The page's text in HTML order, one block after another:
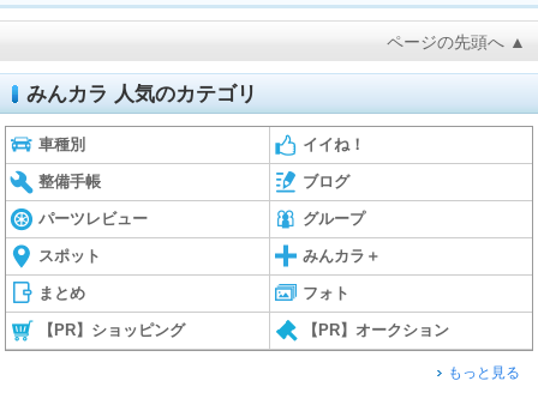
ページの先頭へ ▲
みんカラ 人気のカテゴリ
車種別 イイね！
整備手帳 ブログ
パーツレビュー グループ
スポット みんカラ＋
まとめ フォト
【PR】ショッピング 【PR】オークション
もっと見る